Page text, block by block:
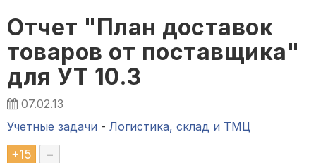
Отчет "План доставок
товаров от поставщика"
для УТ 10.3
07.02.13
Учетные задачи - Логистика, склад и ТМЦ
+15 –